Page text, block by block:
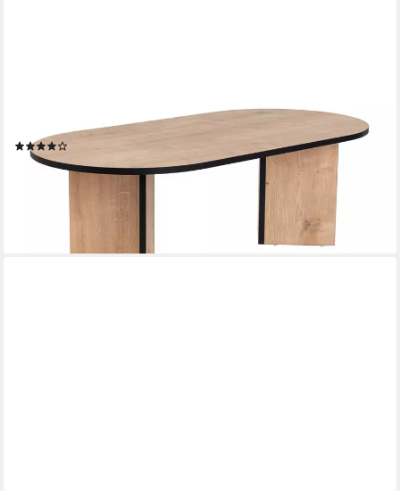
Couchtisch Sable (1-St., 1-tlg), oval – moderner
Wohnzimmertisch für Wohnzimmer
85,00 € 128,00 €